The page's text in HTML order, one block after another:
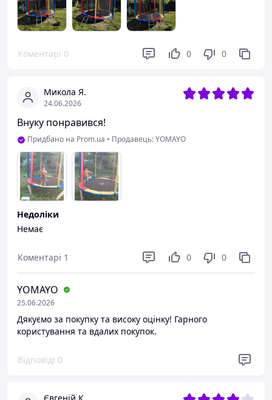
Коментарі 0 0 0
Микола Я.
24.06.2026
Внуку понравився!
Придбано на Prom.ua • Продавець: YOMAYO
Недоліки
Немає
Коментарі 1 0 0
YOMAYO
25.06.2026
Дякуємо за покупку та високу оцінку! Гарного
користування та вдалих покупок.
Відповіді 0